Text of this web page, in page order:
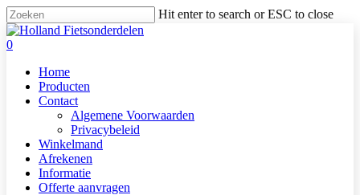
Skip
to
main
Hit enter to search or ESC to close
Close
Search
search
0
Home
Producten
Contact
Algemene Voorwaarden
Privacybeleid
Winkelmand
Afrekenen
Informatie
Offerte aanvragen